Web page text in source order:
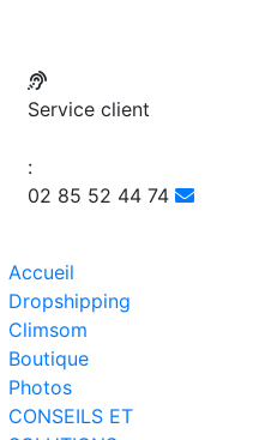
Service client
:
02 85 52 44 74
Accueil
Dropshipping
Climsom
Boutique
Photos
CONSEILS ET